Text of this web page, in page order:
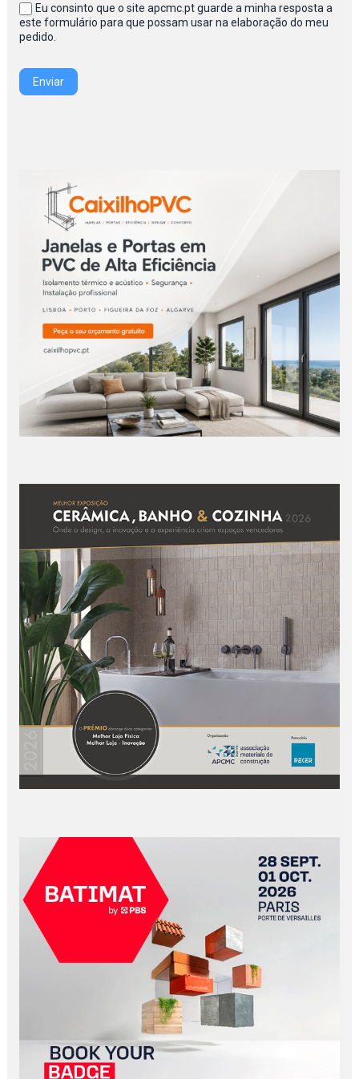
Eu consinto que o site apcmc.pt guarde a minha resposta a
este formulário para que possam usar na elaboração do meu
pedido.
Enviar